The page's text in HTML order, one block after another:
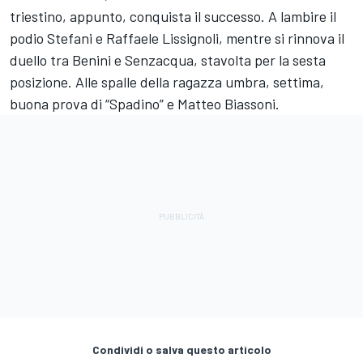
triestino, appunto, conquista il successo. A lambire il
podio Stefani e Raffaele Lissignoli, mentre si rinnova il
duello tra Benini e Senzacqua, stavolta per la sesta
posizione. Alle spalle della ragazza umbra, settima,
buona prova di “Spadino” e Matteo Biassoni.
Condividi o salva questo articolo